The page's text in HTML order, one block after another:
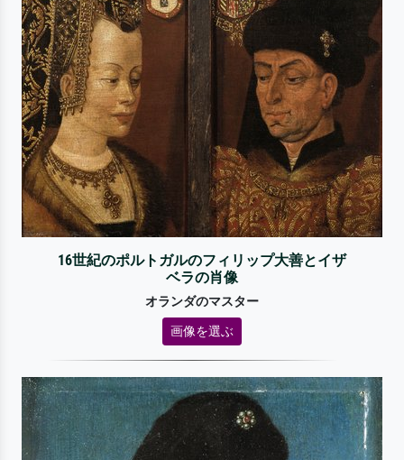
16世紀のポルトガルのフィリップ大善とイザ
ベラの肖像
オランダのマスター
画像を選ぶ